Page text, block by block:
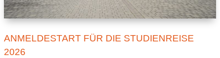
ANMELDESTART FÜR DIE STUDIENREISE
2026